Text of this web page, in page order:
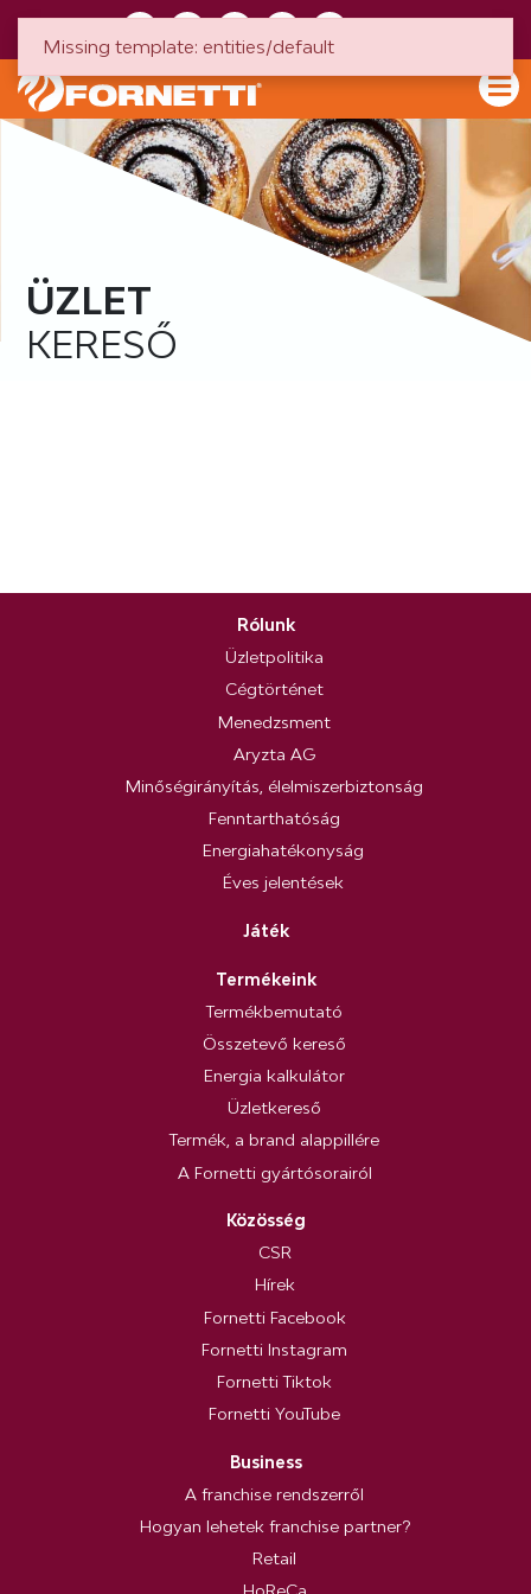
ÜZLET
KERESŐ
Rólunk
Üzletpolitika
Cégtörténet
Menedzsment
Aryzta AG
Minőségirányítás, élelmiszerbiztonság
Fenntarthatóság
Energiahatékonyság
Éves jelentések
Játék
Termékeink
Termékbemutató
Összetevő kereső
Energia kalkulátor
Üzletkereső
Termék, a brand alappillére
A Fornetti gyártósorairól
Közösség
CSR
Hírek
Fornetti Facebook
Fornetti Instagram
Fornetti Tiktok
Fornetti YouTube
Business
A franchise rendszerről
Hogyan lehetek franchise partner?
Retail
Missing template: entities/default